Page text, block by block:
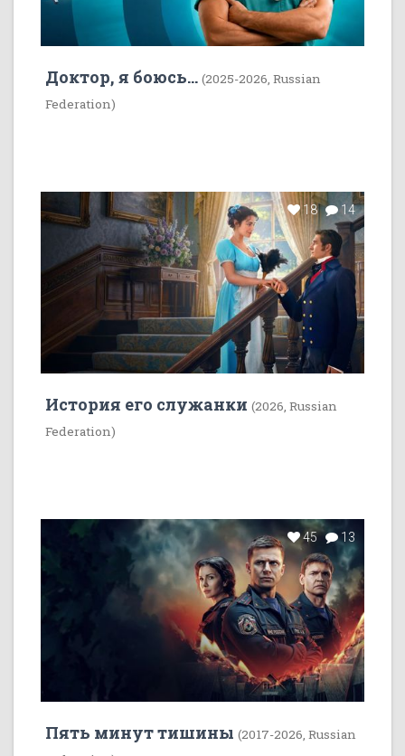
Доктор, я боюсь... (2025-2026, Russian
Federation)
18 14
История его служанки (2026, Russian
Federation)
45 13
Пять минут тишины (2017-2026, Russian